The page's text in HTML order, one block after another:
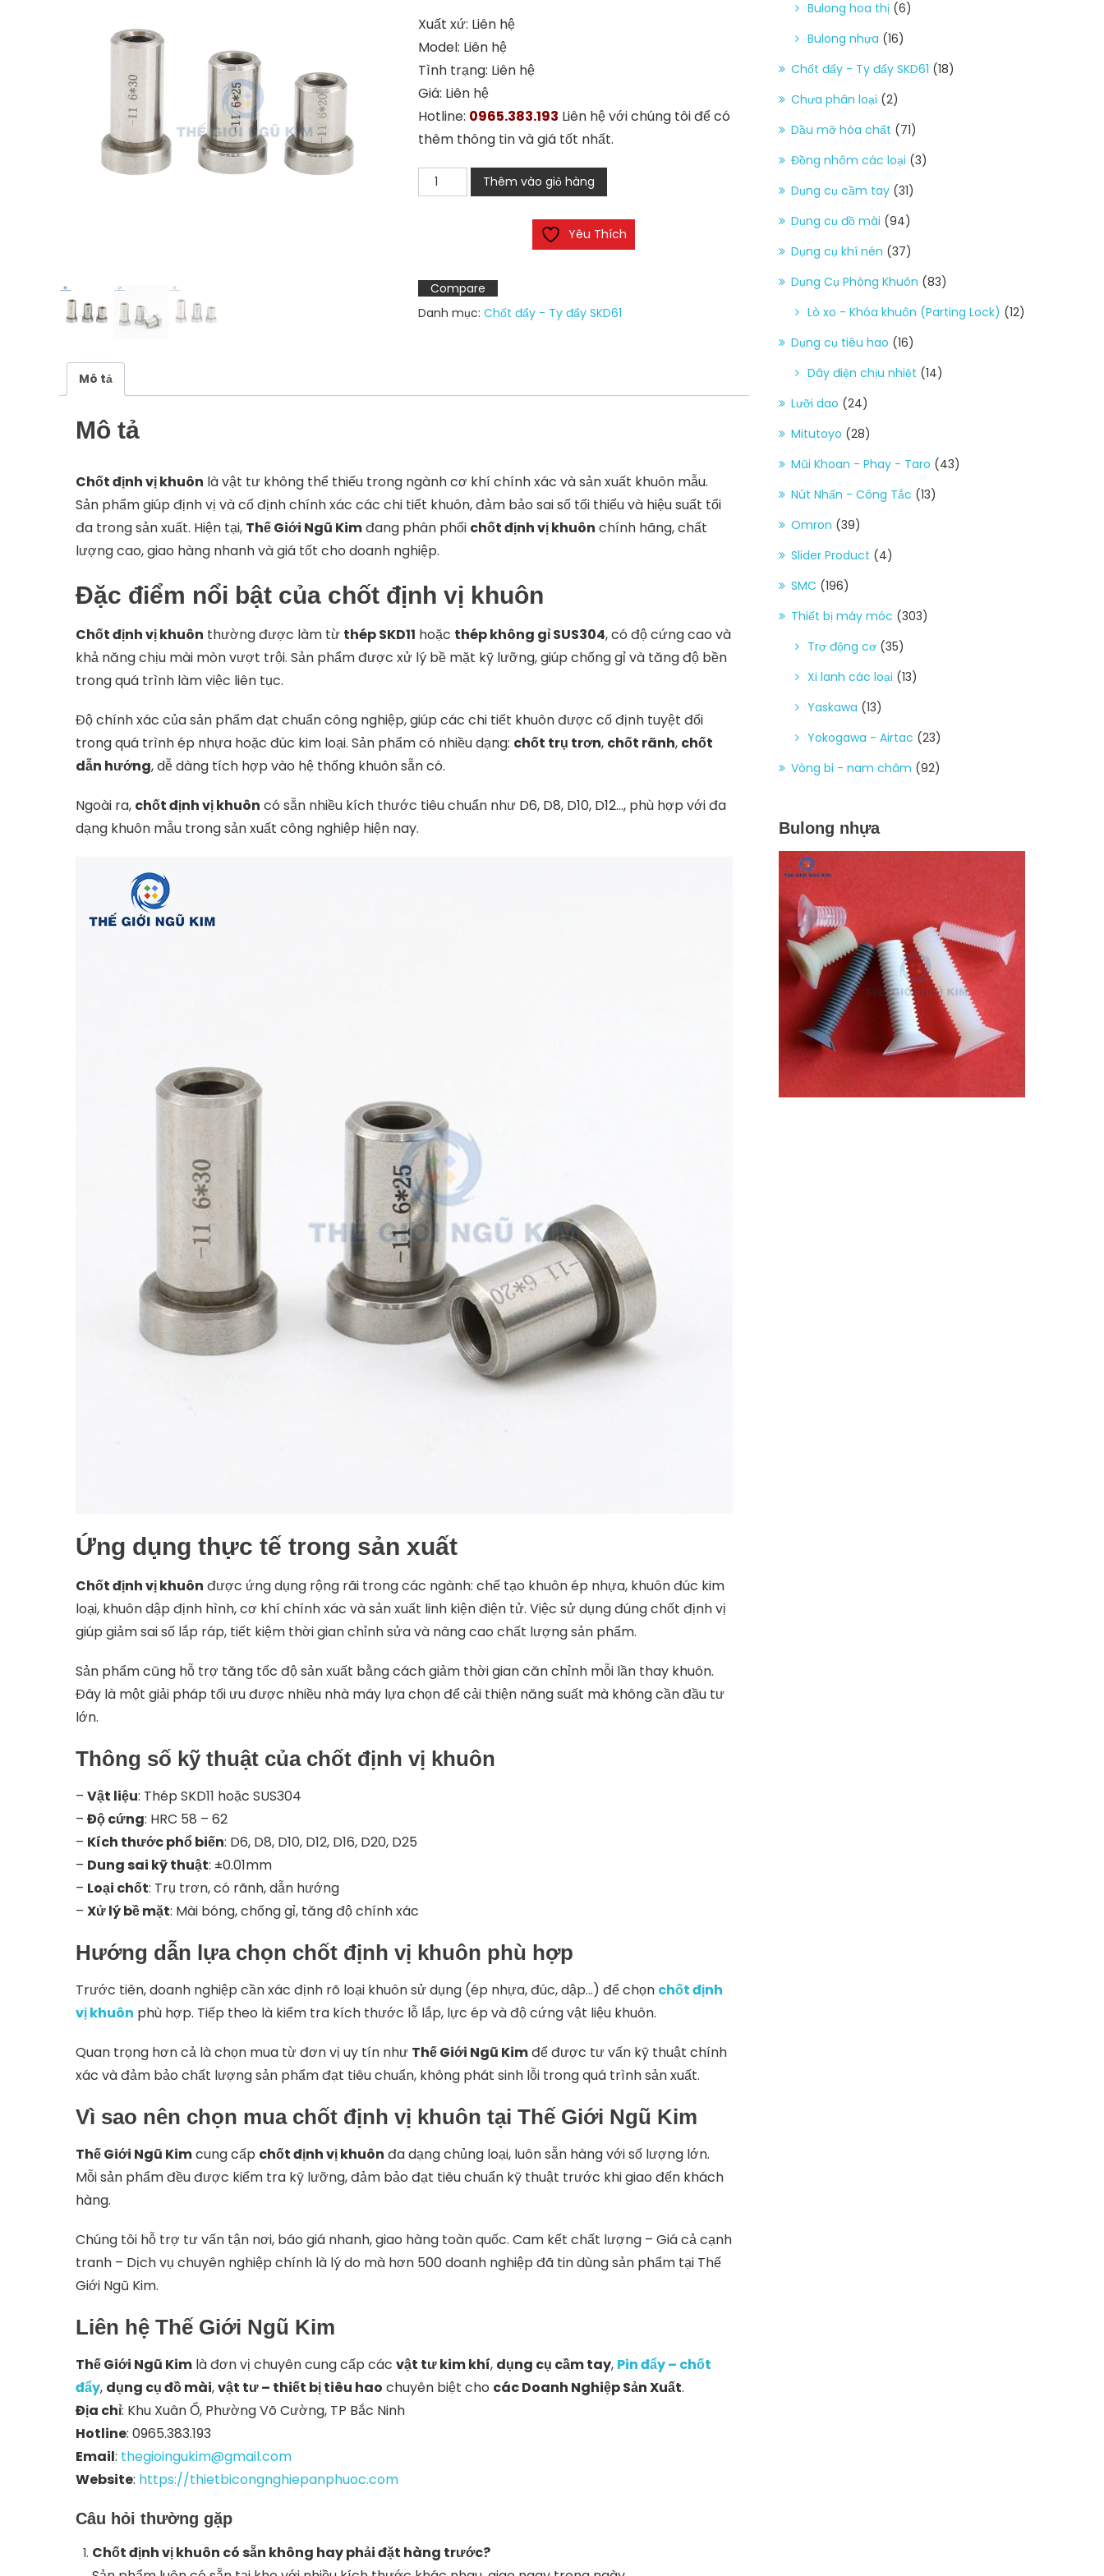
Xuất xứ: Liên hệ
Model: Liên hệ
Tình trạng: Liên hệ
Giá: Liên hệ
Hotline: 0965.383.193 Liên hệ với chúng tôi để có
thêm thông tin và giá tốt nhất.
Chốt
định
lượng
Thêm vào giỏ hàng
Yêu Thích
Compare
Danh mục: Chốt đẩy - Ty đẩy SKD61
Mô tả
Mô tả
Chốt định vị khuôn là vật tư không thể thiếu trong ngành cơ khí chính xác và sản xuất khuôn mẫu.
Sản phẩm giúp định vị và cố định chính xác các chi tiết khuôn, đảm bảo sai số tối thiểu và hiệu suất tối
đa trong sản xuất. Hiện tại, Thế Giới Ngũ Kimđang phân phối chốt định vị khuôn chính hãng, chất
lượng cao, giao hàng nhanh và giá tốt cho doanh nghiệp.
Đặc điểm nổi bật của chốt định vị khuôn
Chốt định vị khuôn thường được làm từ thép SKD11 hoặc thép không gỉ SUS304, có độ cứng cao và
khả năng chịu mài mòn vượt trội. Sản phẩm được xử lý bề mặt kỹ lưỡng, giúp chống gỉ và tăng độ bền
trong quá trình làm việc liên tục.
Độ chính xác của sản phẩm đạt chuẩn công nghiệp, giúp các chi tiết khuôn được cố định tuyệt đối
trong quá trình ép nhựa hoặc đúc kim loại. Sản phẩm có nhiều dạng: chốt trụ trơn, chốt rãnh, chốt
dẫn hướng, dễ dàng tích hợp vào hệ thống khuôn sẵn có.
Ngoài ra, chốt định vị khuôn có sẵn nhiều kích thước tiêu chuẩn như D6, D8, D10, D12…, phù hợp với đa
dạng khuôn mẫu trong sản xuất công nghiệp hiện nay.
Ứng dụng thực tế trong sản xuất
Chốt định vị khuôn được ứng dụng rộng rãi trong các ngành: chế tạo khuôn ép nhựa, khuôn đúc kim
loại, khuôn dập định hình, cơ khí chính xác và sản xuất linh kiện điện tử. Việc sử dụng đúng chốt định vị
giúp giảm sai số lắp ráp, tiết kiệm thời gian chỉnh sửa và nâng cao chất lượng sản phẩm.
Sản phẩm cũng hỗ trợ tăng tốc độ sản xuất bằng cách giảm thời gian căn chỉnh mỗi lần thay khuôn.
Đây là một giải pháp tối ưu được nhiều nhà máy lựa chọn để cải thiện năng suất mà không cần đầu tư
lớn.
Thông số kỹ thuật của chốt định vị khuôn
– Vật liệu: Thép SKD11 hoặc SUS304
– Độ cứng: HRC 58 – 62
– Kích thước phổ biến: D6, D8, D10, D12, D16, D20, D25
– Dung sai kỹ thuật: ±0.01mm
– Loại chốt: Trụ trơn, có rãnh, dẫn hướng
– Xử lý bề mặt: Mài bóng, chống gỉ, tăng độ chính xác
Hướng dẫn lựa chọn chốt định vị khuôn phù hợp
Trước tiên, doanh nghiệp cần xác định rõ loại khuôn sử dụng (ép nhựa, đúc, dập…) để chọn chốt định
vị khuôn phù hợp. Tiếp theo là kiểm tra kích thước lỗ lắp, lực ép và độ cứng vật liệu khuôn.
Quan trọng hơn cả là chọn mua từ đơn vị uy tín như Thế Giới Ngũ Kimđể được tư vấn kỹ thuật chính
xác và đảm bảo chất lượng sản phẩm đạt tiêu chuẩn, không phát sinh lỗi trong quá trình sản xuất.
Vì sao nên chọn mua chốt định vị khuôn tại Thế Giới Ngũ Kim
Thế Giới Ngũ Kimcung cấp chốt định vị khuôn đa dạng chủng loại, luôn sẵn hàng với số lượng lớn.
Mỗi sản phẩm đều được kiểm tra kỹ lưỡng, đảm bảo đạt tiêu chuẩn kỹ thuật trước khi giao đến khách
hàng.
Chúng tôi hỗ trợ tư vấn tận nơi, báo giá nhanh, giao hàng toàn quốc. Cam kết chất lượng – Giá cả cạnh
tranh – Dịch vụ chuyên nghiệp chính là lý do mà hơn 500 doanh nghiệp đã tin dùng sản phẩm tại Thế
Giới Ngũ Kim.
Liên hệ Thế Giới Ngũ Kim
Thế Giới Ngũ Kim là đơn vị chuyên cung cấp các vật tư kim khí, dụng cụ cầm tay, Pin đẩy – chốt
đẩy, dụng cụ đồ mài,vật tư – thiết bị tiêu hao chuyên biệt cho các Doanh Nghiệp Sản Xuất.
Địa chỉ: Khu Xuân Ổ, Phường Võ Cường, TP Bắc Ninh
Hotline: 0965.383.193
Email: thegioingukim@gmail.com
Website: https://thietbicongnghiepanphuoc.com
Câu hỏi thường gặp
Chốt định vị khuôn có sẵn không hay phải đặt hàng trước?
Bulong hoa thị (6)
Bulong nhựa (16)
Chốt đẩy - Ty đẩy SKD61 (18)
Chưa phân loại (2)
Dầu mỡ hóa chất (71)
Đồng nhôm các loại (3)
Dụng cụ cầm tay (31)
Dụng cụ đồ mài (94)
Dụng cụ khí nén (37)
Dụng Cụ Phòng Khuôn (83)
Lò xo - Khóa khuôn (Parting Lock) (12)
Dụng cụ tiêu hao (16)
Dây điện chịu nhiệt (14)
Lưỡi dao (24)
Mitutoyo (28)
Mũi Khoan - Phay - Taro (43)
Nút Nhấn - Công Tắc (13)
Omron (39)
Slider Product (4)
SMC (196)
Thiết bị máy móc (303)
Trợ động cơ (35)
Xi lanh các loại (13)
Yaskawa (13)
Yokogawa - Airtac (23)
Vòng bi - nam châm (92)
Bulong nhựa